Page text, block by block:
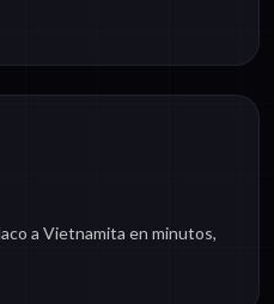
a Vietnamita en minutos,